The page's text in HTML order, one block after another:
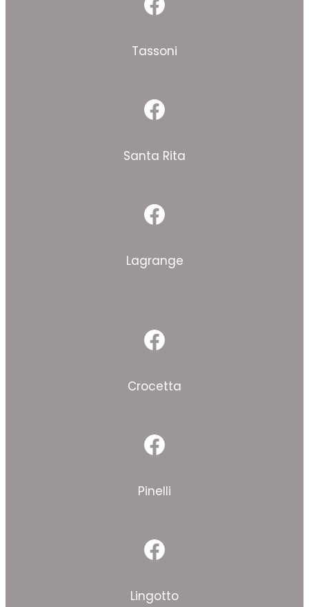
Facebook
Tassoni
Facebook
Santa Rita
Facebook
Lagrange
Facebook
Crocetta
Facebook
Pinelli
Facebook
Lingotto